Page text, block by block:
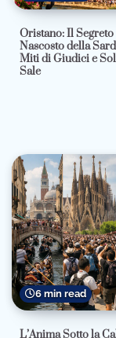
Oristano: Il Segreto
Nascosto della
Miti di Giudici e
Sale
6 min read
L’Anima Sotto la